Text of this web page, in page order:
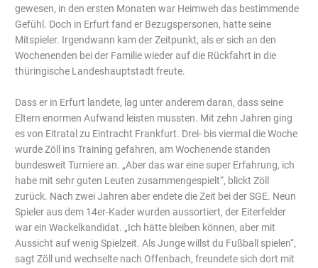
gewesen, in den ersten Monaten war Heimweh das bestimmende
Gefühl. Doch in Erfurt fand er Bezugspersonen, hatte seine
Mitspieler. Irgendwann kam der Zeitpunkt, als er sich an den
Wochenenden bei der Familie wieder auf die Rückfahrt in die
thüringische Landeshauptstadt freute.
Dass er in Erfurt landete, lag unter anderem daran, dass seine
Eltern enormen Aufwand leisten mussten. Mit zehn Jahren ging
es von Eitratal zu Eintracht Frankfurt. Drei- bis viermal die Woche
wurde Zöll ins Training gefahren, am Wochenende standen
bundesweit Turniere an. „Aber das war eine super Erfahrung, ich
habe mit sehr guten Leuten zusammengespielt“, blickt Zöll
zurück. Nach zwei Jahren aber endete die Zeit bei der SGE. Neun
Spieler aus dem 14er-Kader wurden aussortiert, der Eiterfelder
war ein Wackelkandidat. „Ich hätte bleiben können, aber mit
Aussicht auf wenig Spielzeit. Als Junge willst du Fußball spielen“,
sagt Zöll und wechselte nach Offenbach, freundete sich dort mit